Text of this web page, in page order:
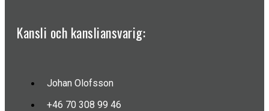
Kansli och kansliansvarig:
Johan Olofsson
+46 70 308 99 46